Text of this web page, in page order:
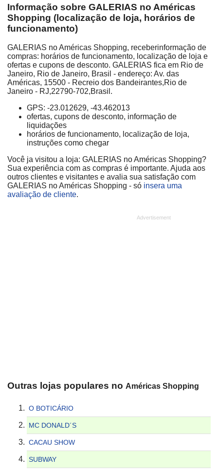
Informação sobre GALERIAS no Américas
Shopping (localização de loja, horários de
funcionamento)
GALERIAS no Américas Shopping, receberinformação de
compras: horários de funcionamento, localização de loja e
ofertas e cupons de desconto. GALERIAS fica em Rio de
Janeiro, Rio de Janeiro, Brasil - endereço: Av. das
Américas, 15500 - Recreio dos Bandeirantes,Rio de
Janeiro - RJ,22790-702,Brasil.
GPS: -23.012629, -43.462013
ofertas, cupons de desconto, informação de
liquidações
horários de funcionamento, localização de loja,
instruções como chegar
Você ja visitou a loja: GALERIAS no Américas Shopping?
Sua experiência com as compras é importante. Ajuda aos
outros clientes e visitantes e avalia sua satisfação com
GALERIAS no Américas Shopping - só insera uma
avaliação de cliente.
Outras lojas populares no Américas Shopping
O BOTICÁRIO
MC DONALD´S
CACAU SHOW
SUBWAY